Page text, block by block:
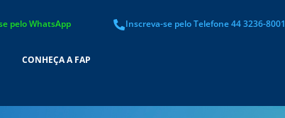
pelo WhatsApp Inscreva-se pelo Telefone 44 3236-8001
CONHEÇA A FAP